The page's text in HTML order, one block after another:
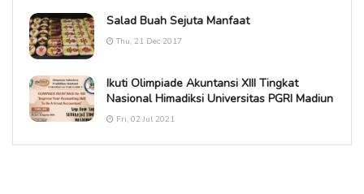
Salad Buah Sejuta Manfaat
Thu, 21 Dec 2017
Ikuti Olimpiade Akuntansi XIII Tingkat
Nasional Himadiksi Universitas PGRI Madiun
Fri, 02 Jul 2021